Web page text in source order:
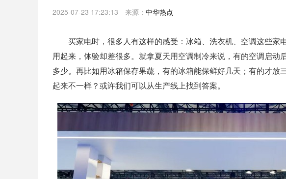
2025-07-23 17:23:13 来源： 中华热点
买家电时，很多人有这样的感受：冰箱、洗衣机、空调这些家
用起来，体验却差很多。就拿夏天用空调制冷来说，有的空调启
多少。再比如用冰箱保存果蔬，有的冰箱能保鲜好几天；有的才
起来不一样？或许我们可以从生产线上找到答案。